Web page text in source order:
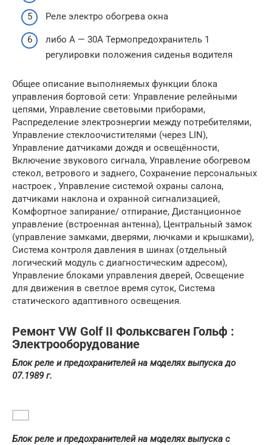
Реле электро обогрева окна
либо А — 30А Термопредохранитель 1
регулировки положения сиденья водителя
Общее описание выполняемых функции блока
управления бортовой сети: Управление релейными
цепями, Управление световыми приборами,
Распределение электроэнергии между потребителями,
Управление стеклоочистителями (через LIN),
Управление датчиками дождя и освещённости,
Включение звукового сигнала, Управление обогревом
стекол, ветрового и заднего, Сохранение персональных
настроек , Управление системой охраны салона,
датчиками наклона и охранной сигнализацией,
Комфортное запирание/ отпирание, Дистанционное
управление (встроенная антенна), Центральный замок
(управление замками, дверями, лючками и крышками),
Система контроля давления в шинах (отдельный
логический модуль с диагностическим адресом),
Управление блоками управления дверей, Освещение
для движения в светлое время суток, Система
статического адаптивного освещения.
Ремонт VW Golf II Фольксваген Гольф :
Электрооборудование
Блок реле и предохранителей на моделях выпуска до
07.1989 г.
Блок реле и предохранителей на моделях выпуска с